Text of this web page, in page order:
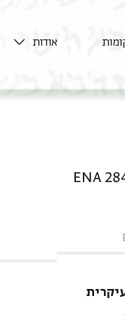
אודות
ENA